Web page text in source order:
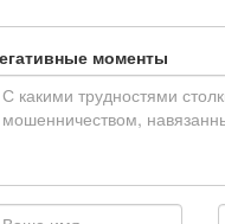
моменты